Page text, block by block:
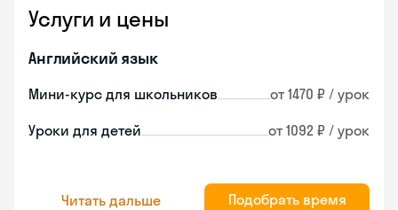
Услуги и цены
Английский язык
Мини-курс для школьников от 1470 ₽ / урок
Уроки для детей от 1092 ₽ / урок
Читать дальше Подобрать время